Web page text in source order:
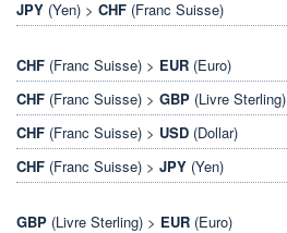
JPY (Yen) > CHF (Franc Suisse)
CHF (Franc Suisse) > EUR (Euro)
CHF (Franc Suisse) > GBP (Livre Sterling)
CHF (Franc Suisse) > USD (Dollar)
CHF (Franc Suisse) > JPY (Yen)
GBP (Livre Sterling) > EUR (Euro)